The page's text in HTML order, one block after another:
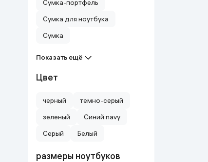
Сумка-портфель
Сумка для ноутбука
Сумка
Показать ещё
Цвет
черный
темно-серый
зеленый
Синий navy
Серый
Белый
размеры ноутбуков